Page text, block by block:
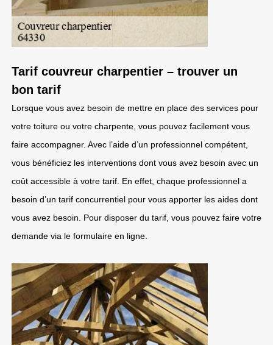
Tarif couvreur charpentier – trouver un
bon tarif
Lorsque vous avez besoin de mettre en place des services pour
votre toiture ou votre charpente, vous pouvez facilement vous
faire accompagner. Avec l’aide d’un professionnel compétent,
vous bénéficiez les interventions dont vous avez besoin avec un
coût accessible à votre tarif. En effet, chaque professionnel a
besoin d’un tarif concurrentiel pour vous apporter les aides dont
vous avez besoin. Pour disposer du tarif, vous pouvez faire votre
demande via le formulaire en ligne.